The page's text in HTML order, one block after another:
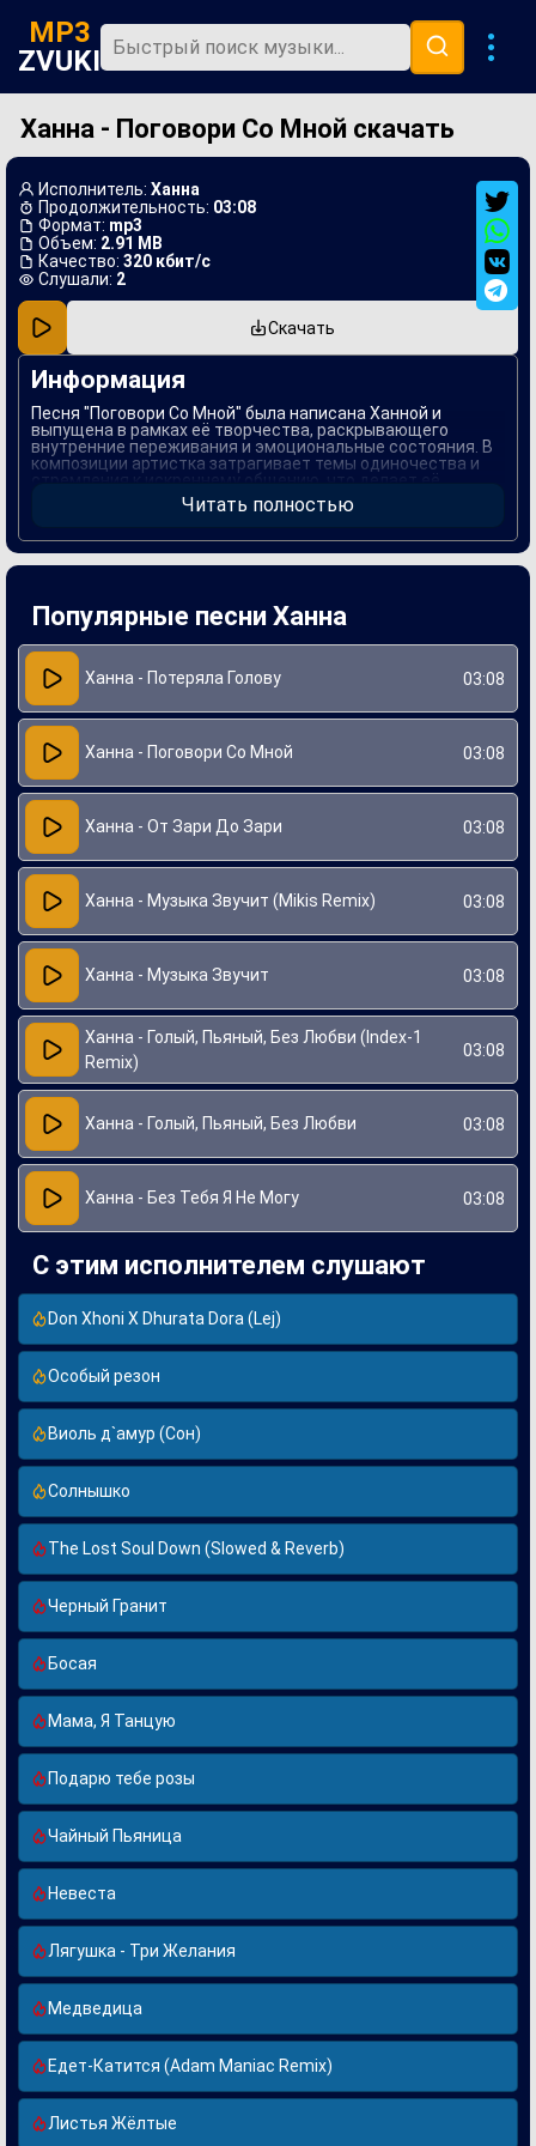
MP3
ZVUKI
Главная
Популярная
В машину
Музыка 80х
Ремиксы
Ханна - Поговори Со Мной скачать
Исполнитель: Ханна
Продолжительность: 03:08
Формат: mp3
Объем: 2.91 MB
Качество: 320 кбит/с
Слушали: 2
Скачать
Информация
Песня "Поговори Со Мной" была написана Ханной и
выпущена в рамках её творчества, раскрывающего
внутренние переживания и эмоциональные состояния. В
композиции артистка затрагивает темы одиночества и
стремления к искреннему общению, что делает её
близкой многим слушателям.
личного осмысления, что позволило создать атмосферу
искренности и уязвимости. Ханна сочетает элементы
Мной" стала ярким примером того, как артист может
передать свои чувства через музыку, завоевывая сердца
публики.
Читать полностью
Популярные песни Ханна
Ханна - Потеряла Голову 03:08
Ханна - Поговори Со Мной 03:08
Ханна - От Зари До Зари 03:08
Ханна - Музыка Звучит (Mikis Remix) 03:08
Ханна - Музыка Звучит 03:08
Ханна - Голый, Пьяный, Без Любви (Index-1
Remix)
03:08
Ханна - Голый, Пьяный, Без Любви 03:08
Ханна - Без Тебя Я Не Могу 03:08
С этим исполнителем слушают
Don Xhoni X Dhurata Dora (Lej)
Особый резон
Виоль д`амур (Сон)
Солнышко
The Lost Soul Down (Slowed & Reverb)
Черный Гранит
Босая
Мама, Я Танцую
Подарю тебе розы
Чайный Пьяница
Невеста
Лягушка - Три Желания
Медведица
Едет-Катится (Adam Maniac Remix)
Листья Жёлтые